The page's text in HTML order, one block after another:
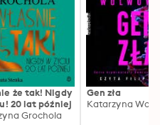
że tak! Nigdy
20 lat później
Grochola
Gen zła
Katarzyna